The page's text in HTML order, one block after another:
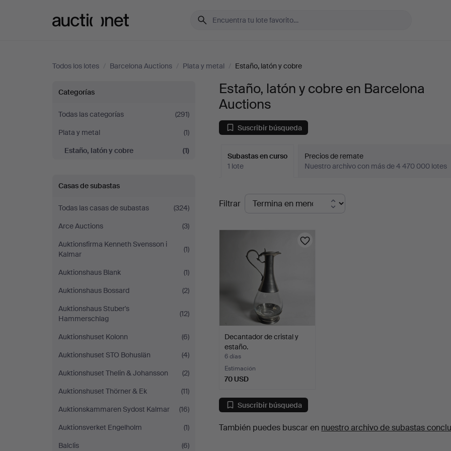
Todos los lotes / Barcelona Auctions / Plata y metal / Estaño, latón y cobre
Estaño,
latón
y
en
Barcelona
Auctions
Categorías
Todas las categorías
(291)
Plata y metal
(1)
Estaño, latón y cobre
(1)
Casas de subastas
Todas las casas de subastas
(324)
Arce Auctions
(3)
Auktionsfirma Kenneth Svensson i
Kalmar
(1)
Auktionshaus Blank
(1)
Auktionshaus Bossard
(2)
Auktionshaus Stuber's
Hammerschlag
(12)
Auktionshuset Kolonn
(6)
Auktionshuset STO Bohuslän
(4)
Auktionshuset Thelin & Johansson
(2)
Auktionshuset Thörner & Ek
(11)
Auktionskammaren Sydost Kalmar
(16)
Auktionsverket Engelholm
(1)
Balclis
(6)
Estaño, latón y cobre en Barcelona
Auctions
Suscribir búsqueda
Subastas en curso
1 lote
Precios de remate
Nuestro archivo con más de 4 470 000 lotes
Subastas
en
curso
Filtrar
Decantador de cristal y
estaño.
6 días
Estimación
70 USD
Suscribir búsqueda
También puedes buscar en nuestro archivo de subastas